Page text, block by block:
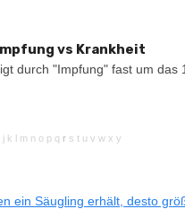
vs Krankheit
durch "Impfung" fast um das
j k l m n o p q r s t u v w x y
ein Säugling erhält, desto